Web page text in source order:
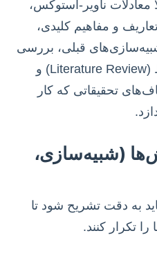
معادلات ناویر-استوکس،
و مفاهیم کلیدی،
قبلی، بررسی
جامع تحقیقات پیشین مرتبط (Literature Review) و
تحقیقاتی که کار
(شبیه‌سازی،
به دقت تشریح شود تا
تکرار کنند.